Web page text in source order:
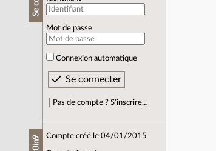
Mot de passe
Connexion automatique
Pas de compte ? S’inscrire…
Compte créé le 04/01/2015